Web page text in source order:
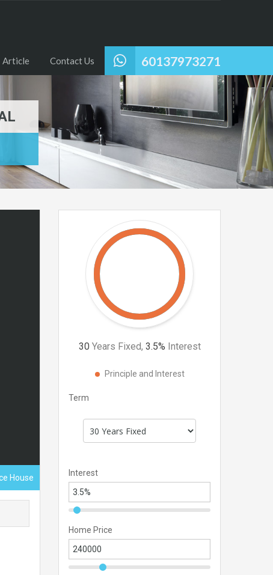
60137973271
Article Contact Us
House
30 Years Fixed, 3.5% Interest
Principle and Interest
Term
Interest
Home Price